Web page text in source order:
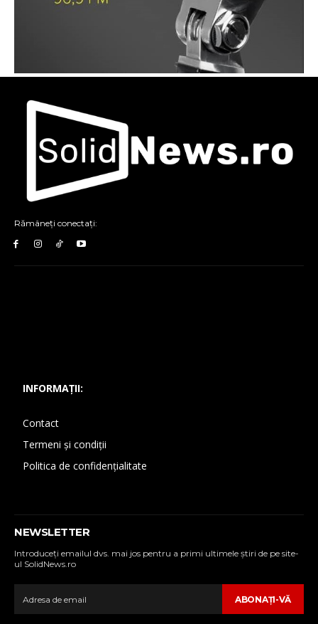
Rămâneți conectați:
INFORMAȚII:
Contact
Termeni și condiții
Politica de confidențialitate
NEWSLETTER
Introduceţi emailul dvs. mai jos pentru a primi ultimele ştiri de pe site-
ul SolidNews.ro
ABONAŢI-VĂ